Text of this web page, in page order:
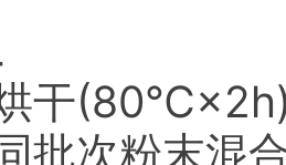
干
批次粉末混